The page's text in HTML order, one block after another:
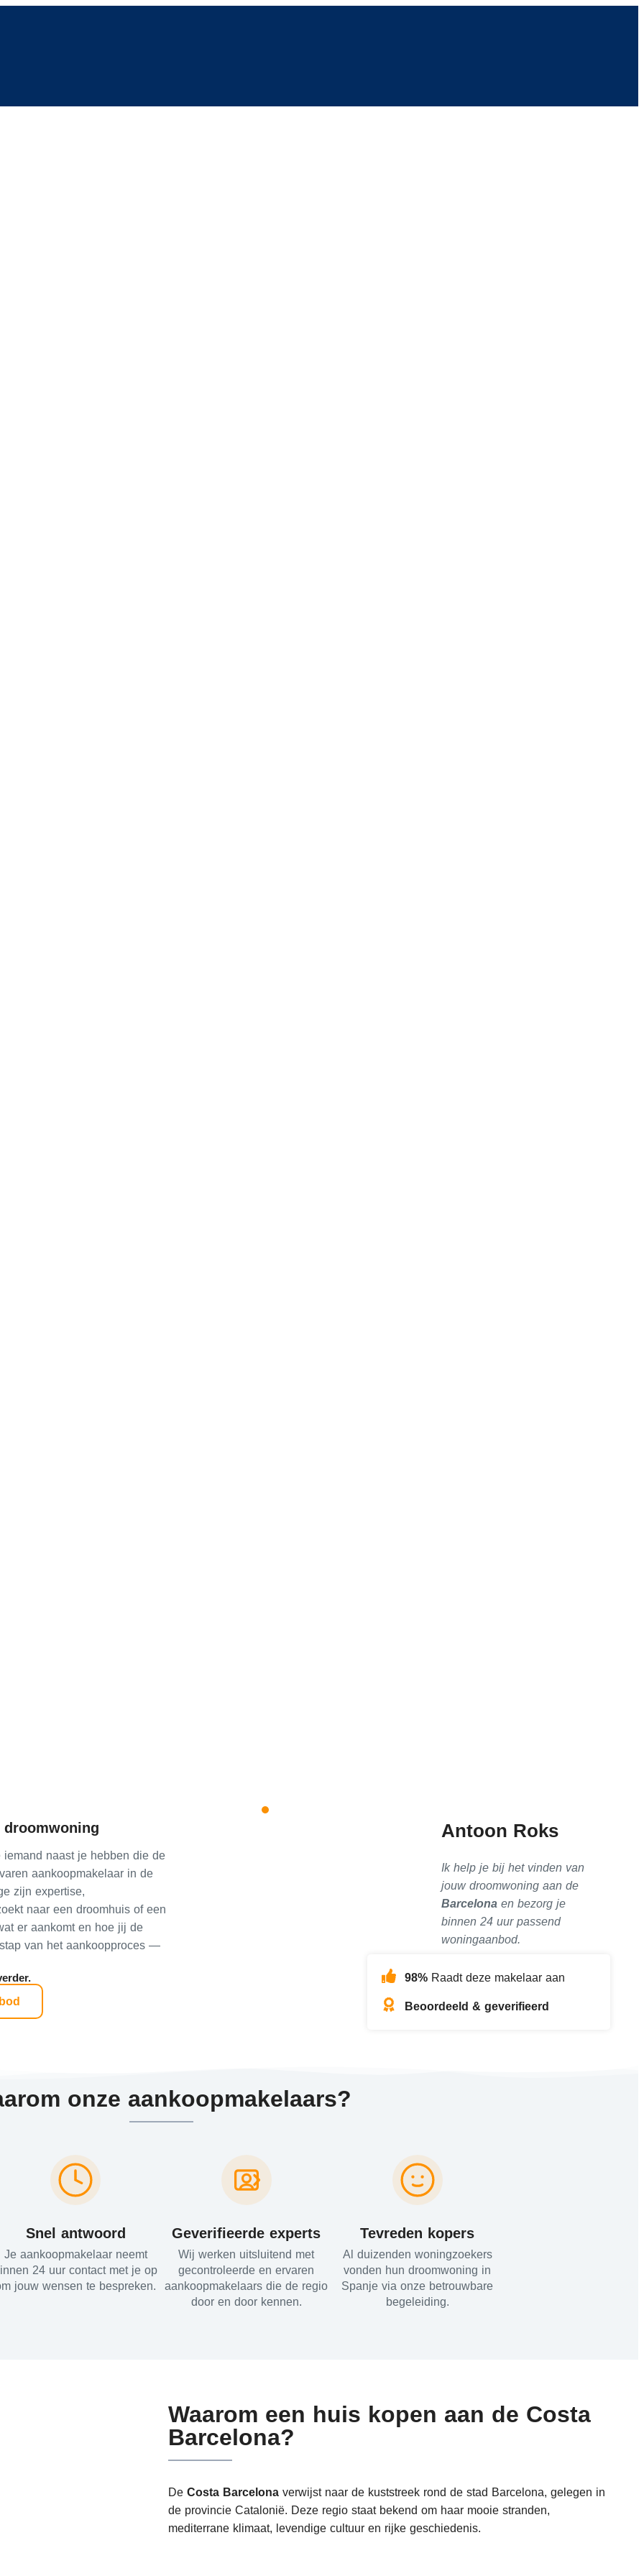
droomwoning
naast je hebben die de
aankoopmakelaar in de
zijn expertise,
naar een droomhuis of een
er aankomt en hoe jij de
van het aankoopproces —
Antoon Roks
Ik help je bij het vinden van
jouw droomwoning aan de
Barcelona en bezorg je
binnen 24 uur passend
woningaanbod.
98% Raadt deze makelaar aan
Beoordeeld & geverifieerd
onze aankoopmakelaars?
Snel antwoord
Je aankoopmakelaar neemt
24 uur contact met je op
jouw wensen te bespreken.
Geverifieerde experts
Wij werken uitsluitend met
gecontroleerde en ervaren
aankoopmakelaars die de regio
door en door kennen.
Tevreden kopers
Al duizenden woningzoekers
vonden hun droomwoning in
Spanje via onze betrouwbare
begeleiding.
Waarom een huis kopen aan de Costa
Barcelona?
DeCosta Barcelona verwijst naar de kuststreek rond de stad Barcelona, gelegen in
de provincie Catalonië. Deze regio staat bekend om haar mooie stranden,
mediterrane klimaat, levendige cultuur en rijke geschiedenis.